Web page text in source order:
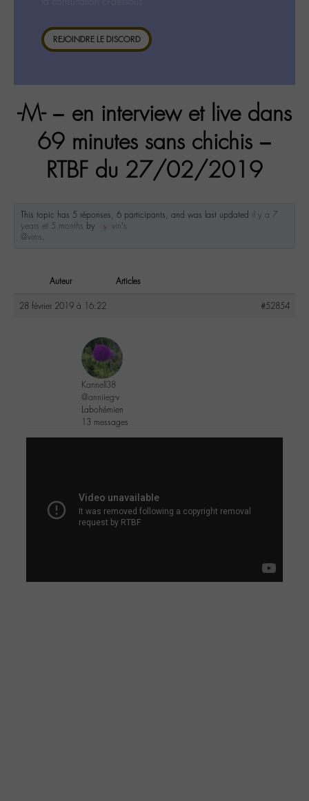
REJOINDRE LE DISCORD
-M- – en interview et live dans
69 minutes sans chichis –
RTBF du 27/02/2019
This topic has 5 réponses, 6 participants, and was last updated il y a 7
years et 5 months by
vin’s
@vin-s.
Auteur Articles
28 février 2019 à 16:22 #52854
Kannell38
@anniieg-v
Labohémien
13 messages